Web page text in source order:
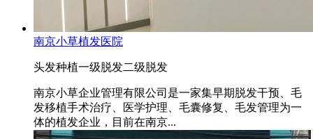
南京小草植发医院
头发种植一级脱发二级脱发
南京小草企业管理有限公司是一家集早期脱发干预、毛
发移植手术治疗、医学护理、毛囊修复、毛发管理为一
体的植发企业，目前在南京...